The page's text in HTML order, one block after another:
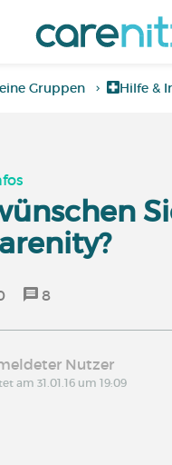
Gruppen Hilfe &
8
Nutzer
am 31.01.16 um 19:09